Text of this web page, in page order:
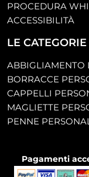
PROCEDURA
ACCESSIBILITÀ
LE
ABBIGLIAMENTO
BORRACCE
CAPPELLI
MAGLIETTE
PENNE
Pagamenti